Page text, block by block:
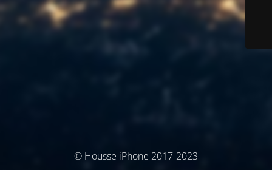
© Housse iPhone 2017-2023